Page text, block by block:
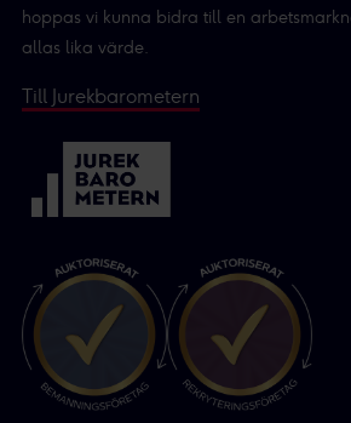
hoppas vi kunna bidra till en
allas lika värde.
Till Jurekbarometern